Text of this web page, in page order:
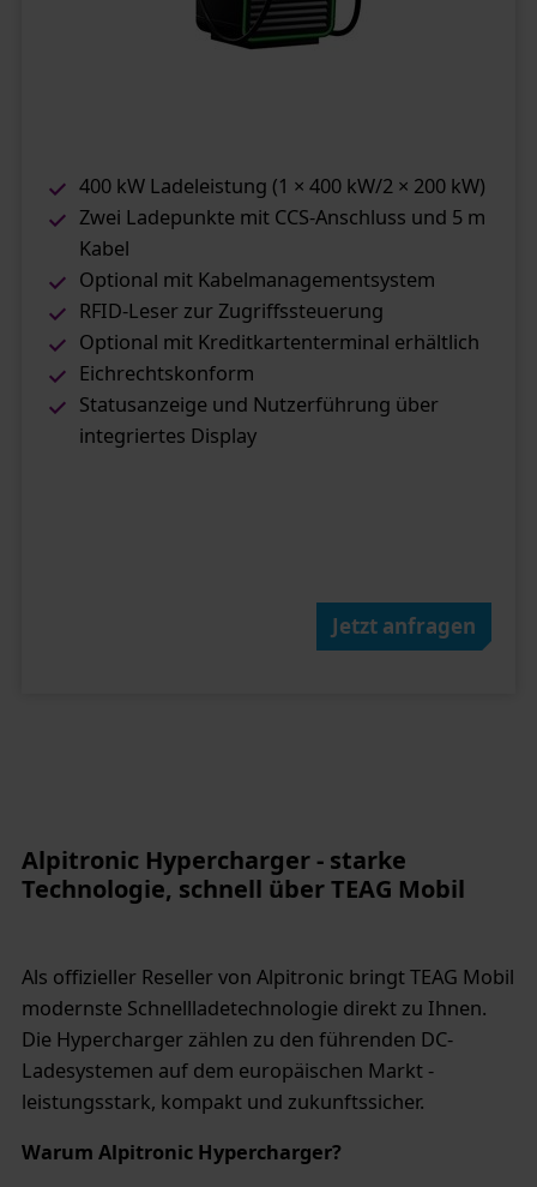
400 kW Ladeleistung (1 × 400 kW/2 × 200 kW)
Zwei Ladepunkte mit CCS-Anschluss und 5 m
Kabel
Optional mit Kabelmanagementsystem
RFID-Leser zur Zugriffssteuerung
Optional mit Kreditkartenterminal erhältlich
Eichrechtskonform
Statusanzeige und Nutzerführung über
integriertes Display
Jetzt anfragen
Alpitronic Hypercharger - starke
Technologie, schnell über TEAG Mobil
Als offizieller Reseller von Alpitronic bringt TEAG Mobil
modernste Schnellladetechnologie direkt zu Ihnen.
Die Hypercharger zählen zu den führenden DC-
Ladesystemen auf dem europäischen Markt -
leistungsstark, kompakt und zukunftssicher.
Warum Alpitronic Hypercharger?